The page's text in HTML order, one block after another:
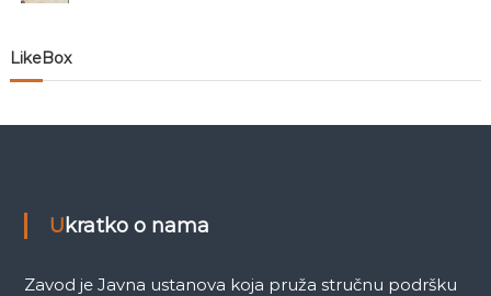
n
a
a
LikeBox
Ukratko o nama
Zavod je Javna ustanova koja pruža stručnu podršku